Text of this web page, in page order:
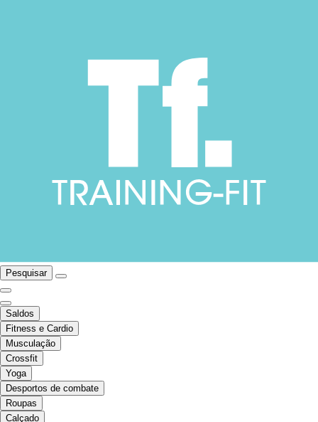
Pesquisar
Saldos
Fitness e Cardio
Musculação
Crossfit
Yoga
Desportos de combate
Roupas
Calçado